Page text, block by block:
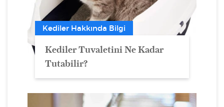
Kediler Hakkında Bilgi
Kediler Tuvaletini Ne Kadar
Tutabilir?